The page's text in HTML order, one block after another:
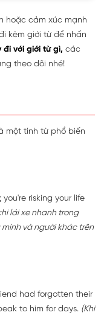
hoặc cảm xúc mạnh
kèm giới từ để nhấn
đi với giới từ gì, các
theo dõi nhé!
một tính từ phổ biến
risking your life
lái xe nhanh trong
và người khác trên
had forgotten their
to him for days. (Khi